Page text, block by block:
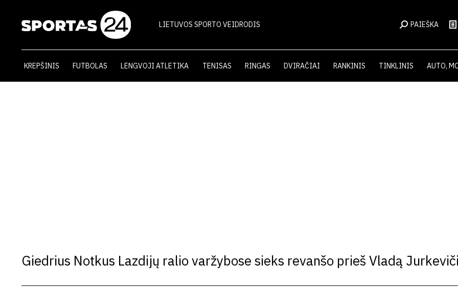
LIETUVOS SPORTO VEIDRODIS PAIEŠKA
KREPŠINIS FUTBOLAS LENGVOJI ATLETIKA TENISAS RINGAS DVIRAČIAI RANKINIS TINKLINIS AUTO,
Giedrius Notkus Lazdijų ralio varžybose sieks revanšo prieš Vladą